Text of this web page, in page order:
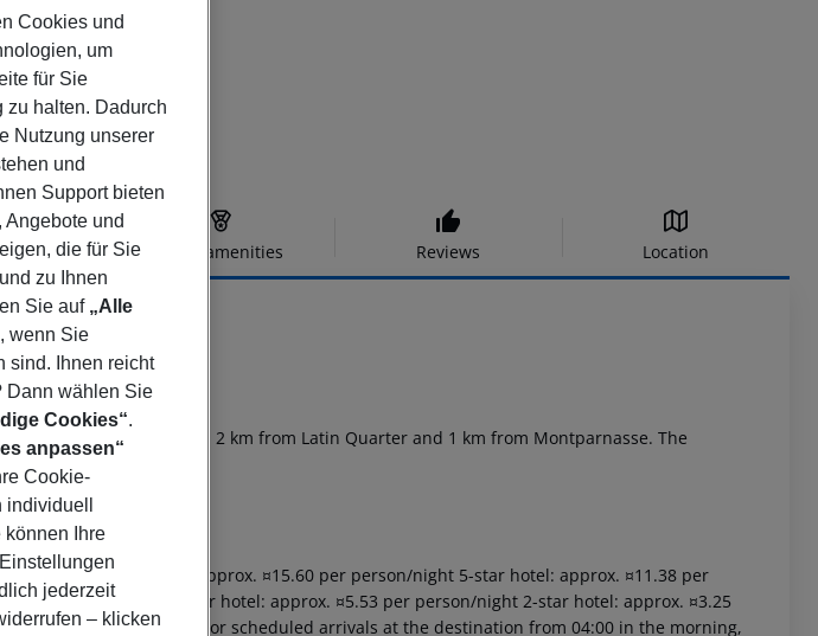
Hotel amenities Reviews Location
3 km away from Paris, 2 km from Latin Quarter and 1 km from Montparnasse. The
which is Orly Airport.
on site. Luxury hotel: approx. ¤15.60 per person/night 5-star hotel: approx. ¤11.38 per
per person/night 3-star hotel: approx. ¤5.53 per person/night 2-star hotel: approx. ¤3.25
¤2.60 per person/night For scheduled arrivals at the destination from 04:00 in the morning,
Cookies und
um
für Sie
zu halten. Dadurch
Nutzung unserer
und
Support bieten
und
die für Sie
zu Ihnen
Sie auf „Alle
, wenn Sie
sind. Ihnen reicht
Dann wählen Sie
Cookies“.
anpassen“
Cookie-
können Ihre
jederzeit
– klicken